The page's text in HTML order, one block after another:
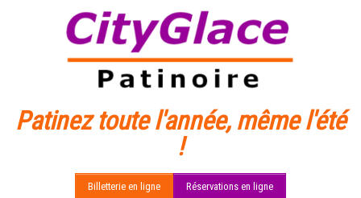
Patinez toute l'année, même l'été
!
Billetterie en ligne Réservations en ligne